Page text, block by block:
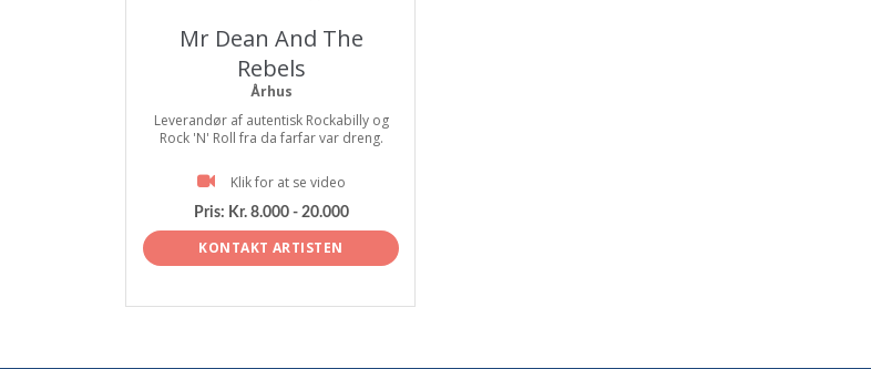
Mr Dean And The
Rebels
Århus
Leverandør af autentisk Rockabilly og
Rock 'N' Roll fra da farfar var dreng.
Klik for at se video
Pris: Kr. 8.000 - 20.000
KONTAKT ARTISTEN